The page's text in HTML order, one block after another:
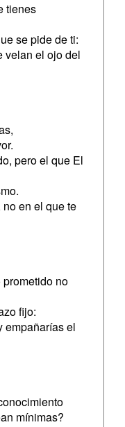
tienes
se pide de ti:
velan el ojo del
pero el que El
en el que te
no
fijo:
empañarías el
mínimas?